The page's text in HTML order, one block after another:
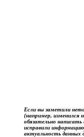
Если вы заметили
(например, изменился
обязательно
исправили
актуальность данных